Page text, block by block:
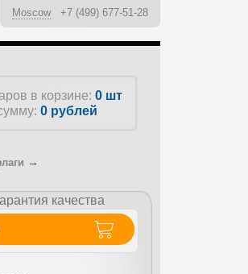
Moscow +7 (499) 677-51-28
в корзине: 0 шт
0 рублей
→
качества